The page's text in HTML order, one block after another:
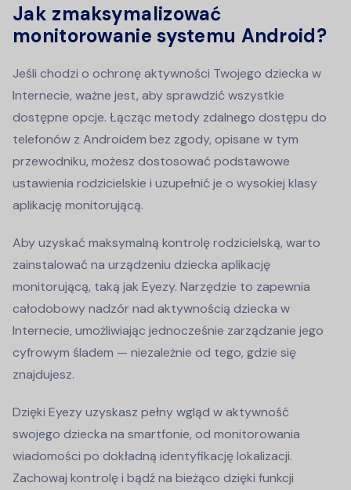
Jak zmaksymalizować
monitorowanie systemu Android?
Jeśli chodzi o ochronę aktywności Twojego dziecka w
Internecie, ważne jest, aby sprawdzić wszystkie
dostępne opcje. Łącząc metody zdalnego dostępu do
telefonów z Androidem bez zgody, opisane w tym
przewodniku, możesz dostosować podstawowe
ustawienia rodzicielskie i uzupełnić je o wysokiej klasy
aplikację monitorującą.
Aby uzyskać maksymalną kontrolę rodzicielską, warto
zainstalować na urządzeniu dziecka aplikację
monitorującą, taką jak Eyezy. Narzędzie to zapewnia
całodobowy nadzór nad aktywnością dziecka w
Internecie, umożliwiając jednocześnie zarządzanie jego
cyfrowym śladem — niezależnie od tego, gdzie się
znajdujesz.
Dzięki Eyezy uzyskasz pełny wgląd w aktywność
swojego dziecka na smartfonie, od monitorowania
wiadomości po dokładną identyfikację lokalizacji.
Zachowaj kontrolę i bądź na bieżąco dzięki funkcji